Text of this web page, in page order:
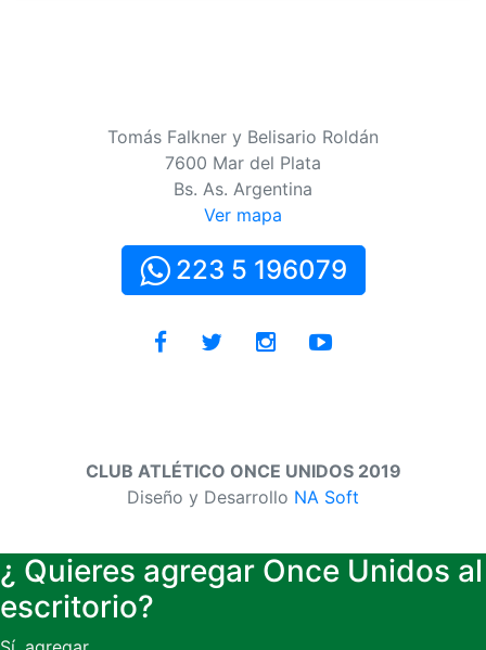
Tomás Falkner y Belisario Roldán
7600 Mar del Plata
Bs. As. Argentina
Ver mapa
223 5 196079
CLUB ATLÉTICO ONCE UNIDOS 2019
Diseño y Desarrollo NA Soft
¿ Quieres agregar Once Unidos al
escritorio?